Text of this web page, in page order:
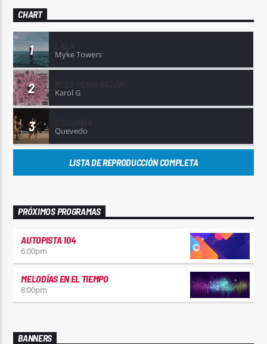
CHART
1 Myke Towers
2 Karol G
3 Quevedo
LISTA DE REPRODUCCIÓN COMPLETA
PRÓXIMOS PROGRAMAS
AUTOPISTA 104
6:00pm
MELODÍAS EN EL TIEMPO
8:00pm
BANNERS